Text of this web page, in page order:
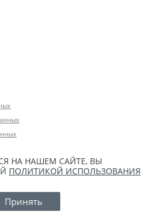
НА НАШЕМ САЙТЕ, ВЫ
ПОЛИТИКОЙ ИСПОЛЬЗОВАНИЯ
Принять